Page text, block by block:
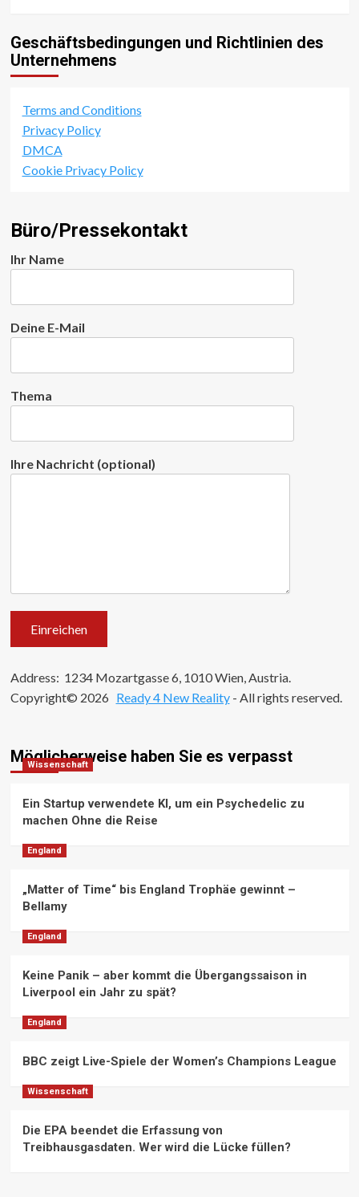
Geschäftsbedingungen und Richtlinien des
Unternehmens
Terms and Conditions
Privacy Policy
DMCA
Cookie Privacy Policy
Büro/Pressekontakt
Ihr Name
Deine E-Mail
Thema
Ihre Nachricht (optional)
Address: 1234 Mozartgasse 6, 1010 Wien, Austria.
Copyright© 2026 Ready 4 New Reality- All rights reserved.
Möglicherweise haben Sie es verpasst
Wissenschaft
Ein Startup verwendete KI, um ein Psychedelic zu
machen Ohne die Reise
England
„Matter of Time“ bis England Trophäe gewinnt –
Bellamy
England
Keine Panik – aber kommt die Übergangssaison in
Liverpool ein Jahr zu spät?
England
BBC zeigt Live-Spiele der Women’s Champions League
Wissenschaft
Die EPA beendet die Erfassung von
Treibhausgasdaten. Wer wird die Lücke füllen?